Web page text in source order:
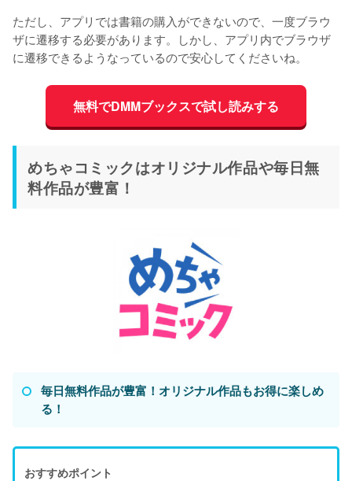
ただし、アプリでは書籍の購入ができないので、一度ブラウ
ザに遷移する必要があります。しかし、アプリ内でブラウザ
に遷移できるようなっているので安心してくださいね。
無料でDMMブックスで試し読みする
めちゃコミックはオリジナル作品や毎日無
料作品が豊富！
毎日無料作品が豊富！オリジナル作品もお得に楽しめ
る！
おすすめポイント